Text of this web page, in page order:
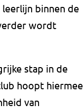
binnen de
wordt
stap in de
hoopt hiermee
van